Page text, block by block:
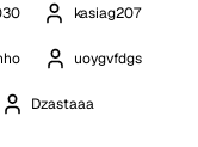
kasiag207
uoygvfdgs
Dzastaaa